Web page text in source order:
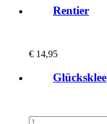
Rentier
€ 14,95
Glücksklee